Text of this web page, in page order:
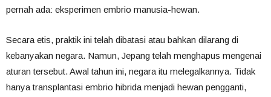
pernah ada: eksperimen embrio manusia-hewan.
Secara etis, praktik ini telah dibatasi atau bahkan dilarang di
kebanyakan negara. Namun, Jepang telah menghapus mengenai
aturan tersebut. Awal tahun ini, negara itu melegalkannya. Tidak
hanya transplantasi embrio hibrida menjadi hewan pengganti,